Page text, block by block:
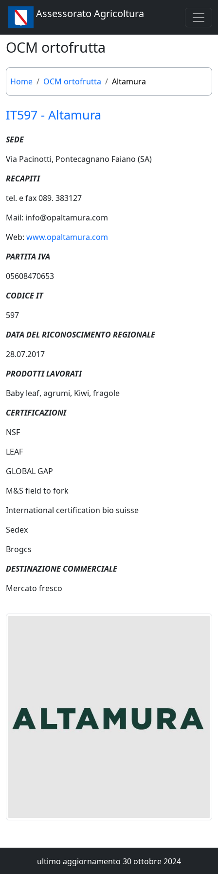
Assessorato Agricoltura
OCM ortofrutta
Home OCM ortofrutta Altamura
IT597 - Altamura
SEDE
Via Pacinotti, Pontecagnano Faiano (SA)
RECAPITI
tel. e fax 089. 383127
Mail: info@opaltamura.com
Web: www.opaltamura.com
PARTITA IVA
05608470653
CODICE IT
597
DATA DEL RICONOSCIMENTO REGIONALE
28.07.2017
PRODOTTI LAVORATI
Baby leaf, agrumi, Kiwi, fragole
CERTIFICAZIONI
NSF
LEAF
GLOBAL GAP
M&S field to fork
International certification bio suisse
Sedex
Brogcs
DESTINAZIONE COMMERCIALE
Mercato fresco
ultimo aggiornamento 30 ottobre 2024